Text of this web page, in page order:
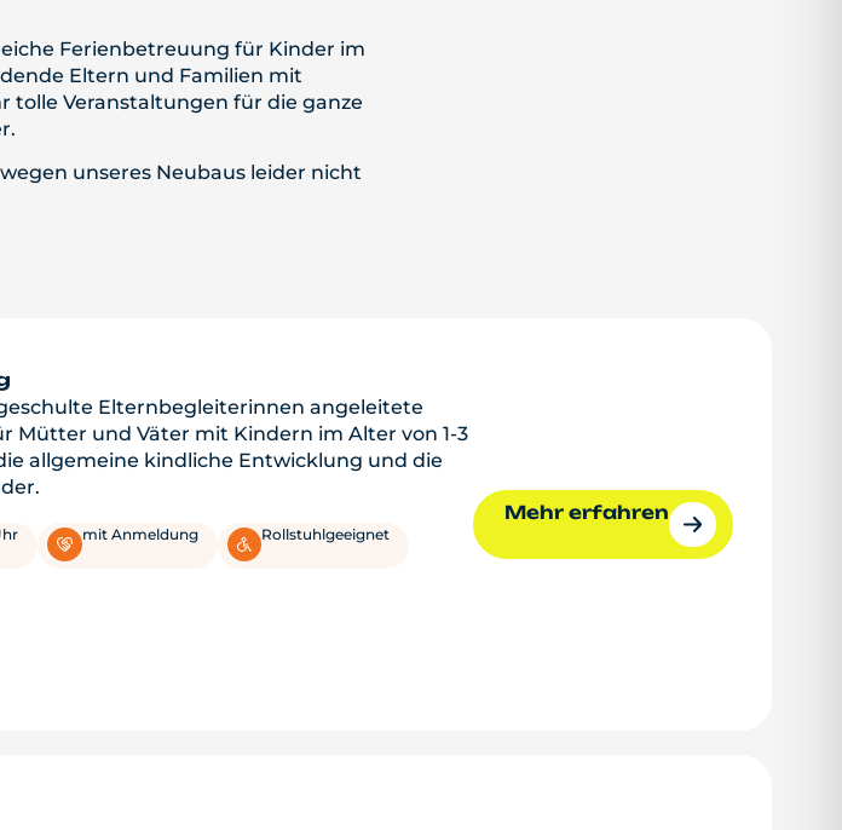
Ferienbetreuung für Kinder im
Eltern und Familien mit
tolle Veranstaltungen für die ganze
unseres Neubaus leider nicht
Elternbegleiterinnen angeleitete
Mütter und Väter mit Kindern im Alter von 1-3
allgemeine kindliche Entwicklung und die
mit Anmeldung Rollstuhlgeeignet
Mehr erfahren